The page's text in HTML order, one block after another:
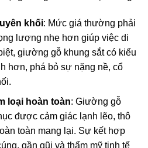
khối: Mức giá thường phải
lượng nhẹ hơn giúp việc di
giường gỗ khung sắt có kiểu
hơn, phá bỏ sự nặng nề, cổ
loại hoàn toàn: Giường gỗ
được cảm giác lạnh lẽo, thô
toàn mang lại. Sự kết hợp
gần gũi và thẩm mỹ tinh tế